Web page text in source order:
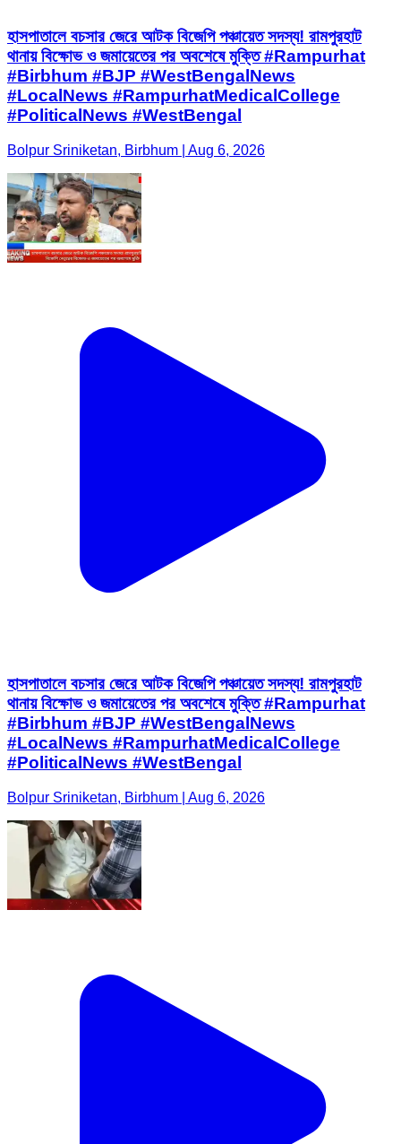
হাসপাতালে বচসার জেরে আটক বিজেপি পঞ্চায়েত সদস্য! রামপুরহাট
থানায় বিক্ষোভ ও জমায়েতের পর অবশেষে মুক্তি #Rampurhat
#Birbhum #BJP #WestBengalNews
#LocalNews #RampurhatMedicalCollege
#PoliticalNews #WestBengal
Bolpur Sriniketan, Birbhum | Aug 6, 2026
হাসপাতালে বচসার জেরে আটক বিজেপি পঞ্চায়েত সদস্য! রামপুরহাট
থানায় বিক্ষোভ ও জমায়েতের পর অবশেষে মুক্তি #Rampurhat
#Birbhum #BJP #WestBengalNews
#LocalNews #RampurhatMedicalCollege
#PoliticalNews #WestBengal
Bolpur Sriniketan, Birbhum | Aug 6, 2026